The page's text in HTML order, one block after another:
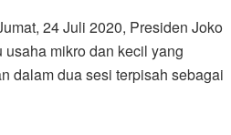
24 Juli 2020, Presiden Joko
mikro dan kecil yang
dalam dua sesi terpisah sebagai